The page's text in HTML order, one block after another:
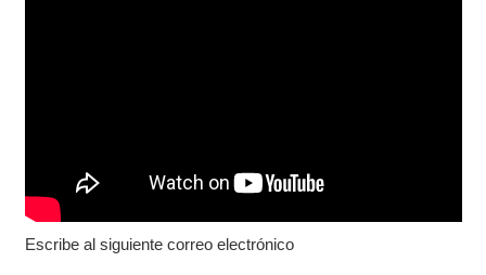
Escribe al siguiente correo electrónico